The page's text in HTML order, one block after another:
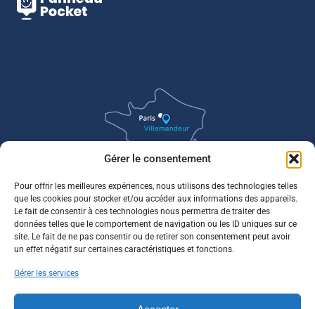
Gérer le consentement
Pour offrir les meilleures expériences, nous utilisons des technologies telles
que les cookies pour stocker et/ou accéder aux informations des appareils.
Le fait de consentir à ces technologies nous permettra de traiter des
données telles que le comportement de navigation ou les ID uniques sur ce
site. Le fait de ne pas consentir ou de retirer son consentement peut avoir
un effet négatif sur certaines caractéristiques et fonctions.
Gérer les services